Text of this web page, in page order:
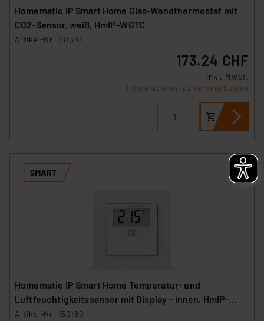
Homematic IP Smart Home Glas-Wandthermostat mit
CO2-Sensor, weiß, HmIP-WGTC
Artikel-Nr. 161333
173.24 CHF
inkl. MwSt.
Informationen zu Versandkosten
Homematic IP Smart Home Temperatur- und
Luftfeuchtigkeitssensor mit Display – innen, HmIP-
STHD
Artikel-Nr. 150180